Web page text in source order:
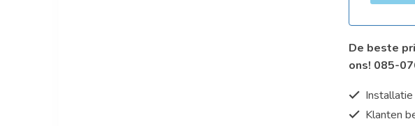
De beste
ons! 085-
Klanten